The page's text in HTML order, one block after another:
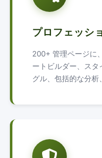
プロフェッシ
200+ 管理ページに
ートビルダー、スタ
グル、包括的な分析